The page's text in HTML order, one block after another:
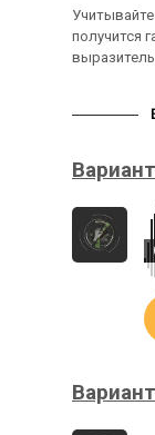
получится